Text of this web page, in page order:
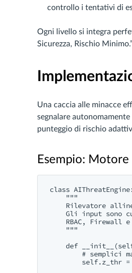
controllo i tentativi di
Ogni livello si integra
Sicurezza, Rischio Minimo.”
Una caccia alle minacce
segnalare
punteggio di rischio
Esempio:
class
    """
Rilevatore
Gli input sono
RBAC, Firewall
    """
def
# semplici
self.z_thr =